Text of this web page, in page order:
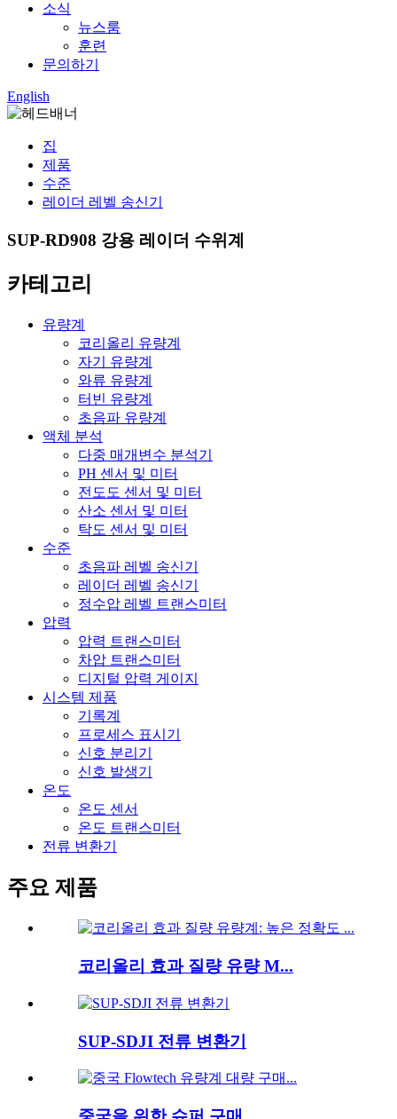
소식
뉴스룸
훈련
문의하기
English
집
제품
수준
레이더 레벨 송신기
SUP-RD908 강용 레이더 수위계
카테고리
유량계
코리올리 유량계
자기 유량계
와류 유량계
터빈 유량계
초음파 유량계
액체 분석
다중 매개변수 분석기
PH 센서 및 미터
전도도 센서 및 미터
산소 센서 및 미터
탁도 센서 및 미터
수준
초음파 레벨 송신기
레이더 레벨 송신기
정수압 레벨 트랜스미터
압력
압력 트랜스미터
차압 트랜스미터
디지털 압력 게이지
시스템 제품
기록계
프로세스 표시기
신호 분리기
신호 발생기
온도
온도 센서
온도 트랜스미터
전류 변환기
주요 제품
코리올리 효과 질량 유량 M...
SUP-SDJI 전류 변환기